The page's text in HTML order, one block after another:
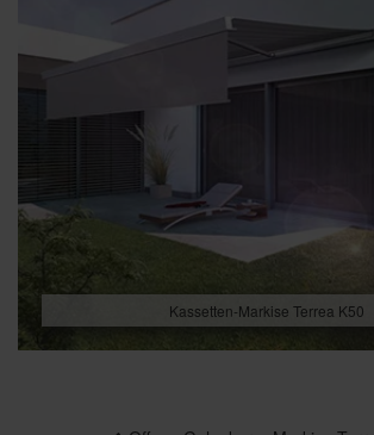
Kassetten-Markise Terrea K50